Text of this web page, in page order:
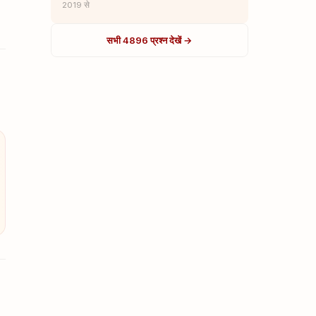
2019 से
सभी 4896 प्रश्न देखें →